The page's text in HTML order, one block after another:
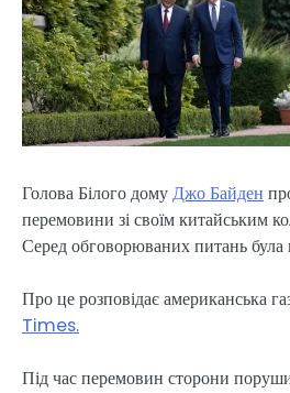
Голова Білого домуДжо Байден
перемовини зі своїм китайським
Серед обговорюваних питань була
Про це розповідає американська
Times.
Під час перемовин сторони